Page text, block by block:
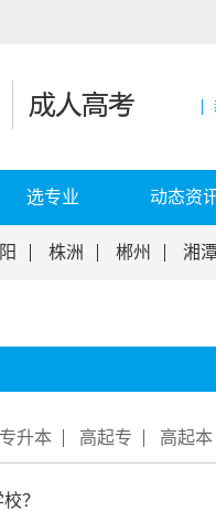
选专业 动态资
株洲 郴州 湘
专升本 高起专 高起本
？